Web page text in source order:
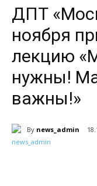
ДПТ
ноября
лекцию
нужны!
важны!»
By news_admin